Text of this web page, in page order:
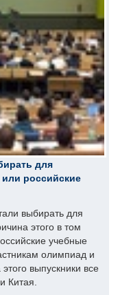
для
российские
выбирать для
этого в том
учебные
олимпиад и
выпускники все
Китая.